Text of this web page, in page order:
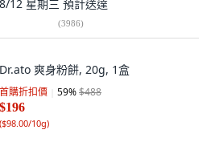
8/12 星期三 預計送達
(3986)
Dr.ato 爽身粉餅, 20g, 1盒
首購折扣價 59%$488
$196
($98.00/10g)